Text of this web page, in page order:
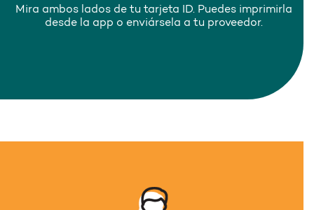
Mira ambos lados de tu tarjeta ID. Puedes imprimirla
desde la app o enviársela a tu proveedor.